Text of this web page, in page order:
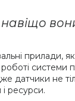
прилади,
роботі системи
датчики не
ресурси.